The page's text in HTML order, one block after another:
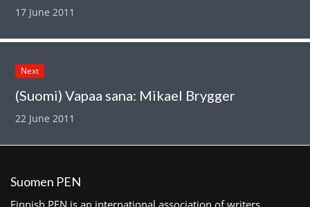
17 June 2011
Next
(Suomi) Vapaa sana: Mikael Brygger
22 June 2011
Suomen PEN
Finnish PEN is an international association of writers